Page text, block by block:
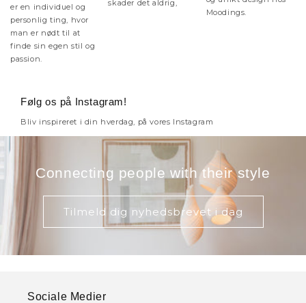
er en individuel og
personlig ting, hvor
man er nødt til at
finde sin egen stil og
passion.
skader det aldrig,
Moodings.
Følg os på Instagram!
Bliv inspireret i din hverdag, på vores Instagram
Connecting people with their style
Tilmeld dig nyhedsbrevet i dag
Sociale Medier